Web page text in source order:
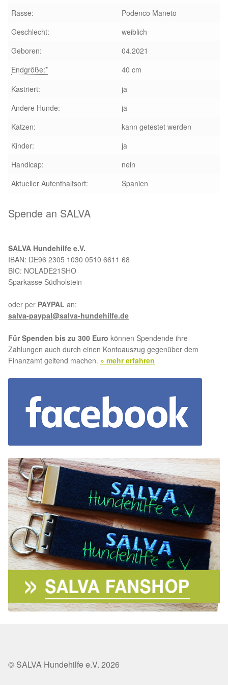
Happy End Stories
Regenbogenbrücke
Aktuelles
SALVA News
Kreativprojekte
Partnertierheim La Linea in Spanien
Aktion „Hilfe La Linea“
Updates „Hilfe La Linea“
Partnertierheim in Bulgarien
Rasse:
Podenco Maneto
Geschlecht:
weiblich
Geboren:
04.2021
Endgröße:*
40 cm
Kastriert:
ja
Andere Hunde:
ja
Katzen:
kann getestet werden
Kinder:
ja
Handicap:
nein
Aktueller Aufenthaltsort:
Spanien
Spende an SALVA
SALVA Hundehilfe e.V.
IBAN: DE96 2305 1030 0510 6611 68
BIC: NOLADE21SHO
Sparkasse Südholstein
oder per PAYPAL an:
salva-paypal@salva-hundehilfe.de
Für Spenden bis zu 300 Euro können Spendende ihre
Zahlungen auch durch einen Kontoauszug gegenüber dem
Finanzamt geltend machen. » mehr erfahren
© SALVA Hundehilfe e.V. 2026